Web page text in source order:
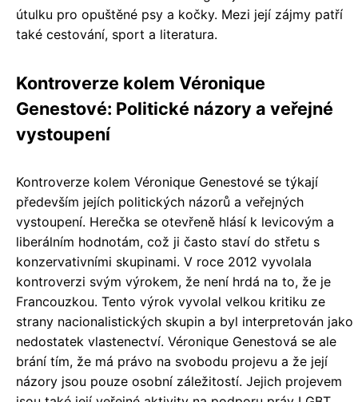
útulku pro opuštěné psy a kočky. Mezi její zájmy patří
také cestování, sport a literatura.
Kontroverze kolem Véronique
Genestové: Politické názory a veřejné
vystoupení
Kontroverze kolem Véronique Genestové se týkají
především jejích politických názorů a veřejných
vystoupení. Herečka se otevřeně hlásí k levicovým a
liberálním hodnotám, což ji často staví do střetu s
konzervativními skupinami. V roce 2012 vyvolala
kontroverzi svým výrokem, že není hrdá na to, že je
Francouzkou. Tento výrok vyvolal velkou kritiku ze
strany nacionalistických skupin a byl interpretován jako
nedostatek vlastenectví. Véronique Genestová se ale
brání tím, že má právo na svobodu projevu a že její
názory jsou pouze osobní záležitostí. Jejich projevem